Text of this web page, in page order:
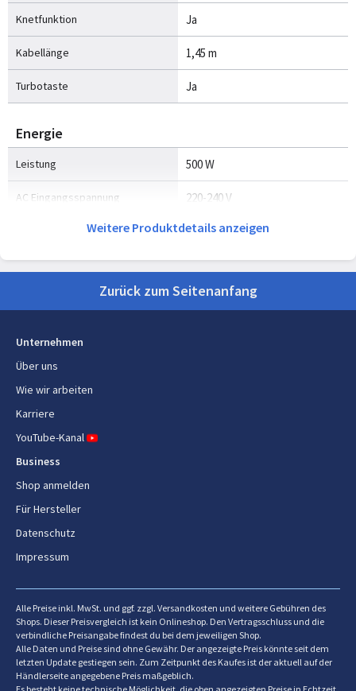
Knetfunktion Ja
Kabellänge 1,45 m
Turbotaste Ja
Energie
Leistung 500 W
AC Eingangsspannung 220-240 V
AC Eingangsfrequenz 50 - 60 Hz
Lieferumfang
Schläger Ja
Schneebesen
Material
Gewicht und Abmessungen
Breite
Tiefe
Gewicht 1,2 kg
Weitere Produktdetails anzeigen
Zurück zum Seitenanfang
Unternehmen
Über uns
Wie wir arbeiten
Karriere
YouTube-Kanal
Business
Shop anmelden
Für Hersteller
Datenschutz
Impressum
Alle Preise inkl. MwSt. und ggf. zzgl. Versandkosten und weitere Gebühren des
Shops. Dieser Preisvergleich ist kein Onlineshop. Den Vertragsschluss und die
verbindliche Preisangabe findest du bei dem jeweiligen Shop.
Alle Daten und Preise sind ohne Gewähr. Der angezeigte Preis könnte seit dem
letzten Update gestiegen sein. Zum Zeitpunkt des Kaufes ist der aktuell auf der
Händlerseite angegebene Preis maßgeblich.